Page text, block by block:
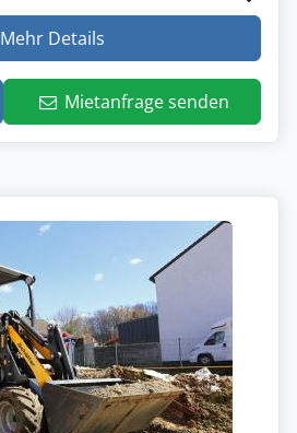
Mehr Details
Mietanfrage senden